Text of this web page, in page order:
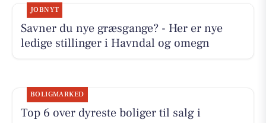
JOBNYT
Savner du nye græsgange? - Her er nye
ledige stillinger i Havndal og omegn
BOLIGMARKED
Top 6 over dyreste boliger til salg i